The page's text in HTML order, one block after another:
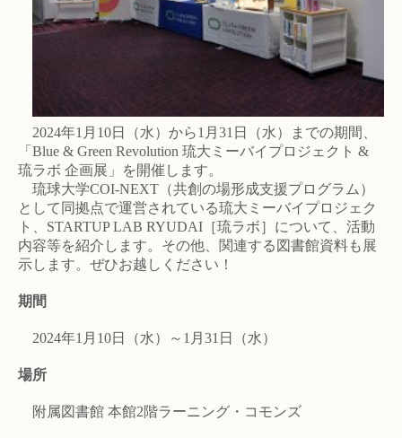
2024年1月10日（水）から1月31日（水）までの期間、
「Blue & Green Revolution 琉大ミーバイプロジェクト &
琉ラボ 企画展」を開催します。
琉球大学COI-NEXT（共創の場形成支援プログラム）
として同拠点で運営されている琉大ミーバイプロジェク
ト、STARTUP LAB RYUDAI［琉ラボ］について、活動
内容等を紹介します。その他、関連する図書館資料も展
示します。ぜひお越しください！
期間
2024年1月10日（水）～1月31日（水）
場所
附属図書館 本館2階ラーニング・コモンズ